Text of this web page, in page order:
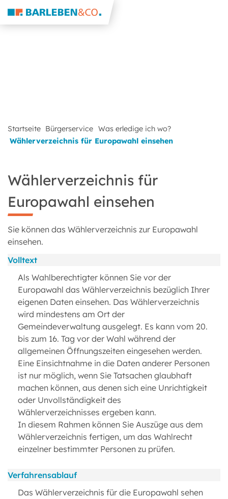
Startseite Bürgerservice Was erledige ich wo?
Wählerverzeichnis für Europawahl einsehen
Wählerverzeichnis für
Europawahl einsehen
Sie können das Wählerverzeichnis zur Europawahl
einsehen.
Volltext
Als Wahlberechtigter können Sie vor der
Europawahl das Wählerverzeichnis bezüglich Ihrer
eigenen Daten einsehen. Das Wählerverzeichnis
wird mindestens am Ort der
Gemeindeverwaltung ausgelegt. Es kann vom 20.
bis zum 16. Tag vor der Wahl während der
allgemeinen Öffnungszeiten eingesehen werden.
Eine Einsichtnahme in die Daten anderer Personen
ist nur möglich, wenn Sie Tatsachen glaubhaft
machen können, aus denen sich eine Unrichtigkeit
oder Unvollständigkeit des
Wählerverzeichnisses ergeben kann.
In diesem Rahmen können Sie Auszüge aus dem
Wählerverzeichnis fertigen, um das Wahlrecht
einzelner bestimmter Personen zu prüfen.
Verfahrensablauf
Das Wählerverzeichnis für die Europawahl sehen